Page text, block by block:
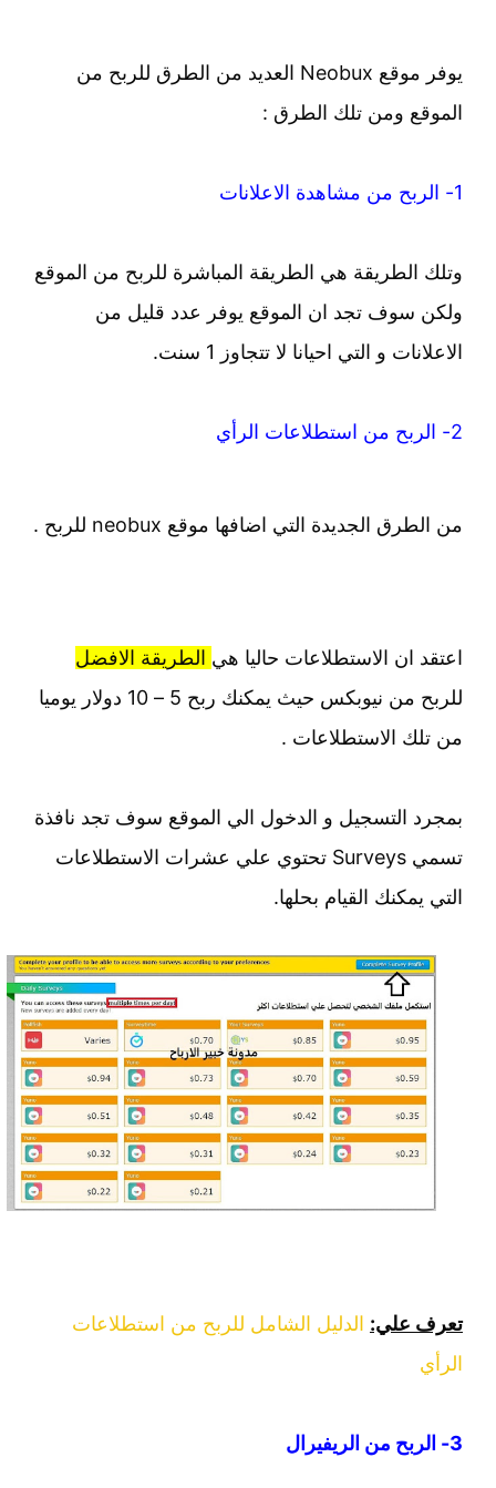
يوفر موقع Neobux العديد من الطرق للربح من
الموقع ومن تلك الطرق :
وتلك الطريقة هي الطريقة المباشرة للربح من الموقع
ولكن سوف تجد ان الموقع يوفر عدد قليل من
الاعلانات و التي احيانا لا تتجاوز 1 سنت.
من الطرق الجديدة التي اضافها موقع neobux للربح .
اعتقد ان الاستطلاعات حاليا هيالطريقة الافضل
للربح من نيوبكس حيث يمكنك ربح 5 – 10 دولار يوميا
من تلك الاستطلاعات .
بمجرد التسجيل و الدخول الي الموقع سوف تجد نافذة
تسمي Surveys تحتوي علي عشرات الاستطلاعات
التي يمكنك القيام بحلها.
تعرف علي: الدليل الشامل للربح من استطلاعات
الرأي